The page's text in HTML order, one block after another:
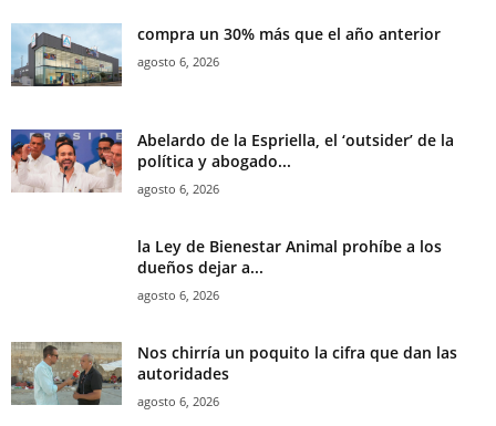
compra un 30% más que el año anterior
agosto 6, 2026
Abelardo de la Espriella, el ‘outsider’ de la
política y abogado...
agosto 6, 2026
la Ley de Bienestar Animal prohíbe a los
dueños dejar a...
agosto 6, 2026
Nos chirría un poquito la cifra que dan las
autoridades
agosto 6, 2026